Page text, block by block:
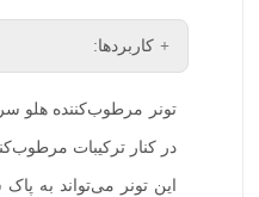
صبح و شب، روزانه 1 تا 2 بار قابل استفاده است.
کاربردها:
کمک به آبرسانی و
در کنار ترکیبات
این تونر می‌تواند به